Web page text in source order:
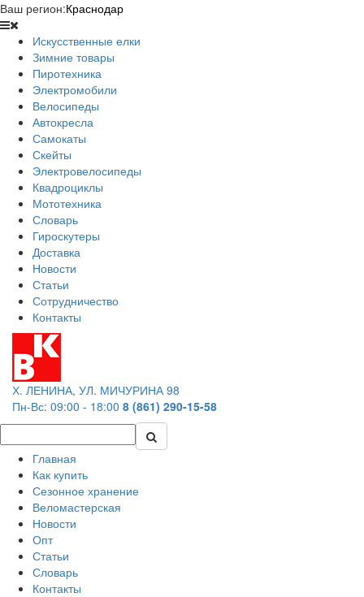
Ваш регион:Краснодар
Искусственные елки
Зимние товары
Пиротехника
Электромобили
Велосипеды
Автокресла
Самокаты
Скейты
Электровелосипеды
Квадроциклы
Мототехника
Словарь
Гироскутеры
Доставка
Новости
Статьи
Сотрудничество
Контакты
Х. ЛЕНИНА, УЛ. МИЧУРИНА 98
Пн-Вс: 09:00 - 18:00 8 (861) 290-15-58
Главная
Как купить
Сезонное хранение
Веломастерская
Новости
Опт
Статьи
Словарь
Контакты